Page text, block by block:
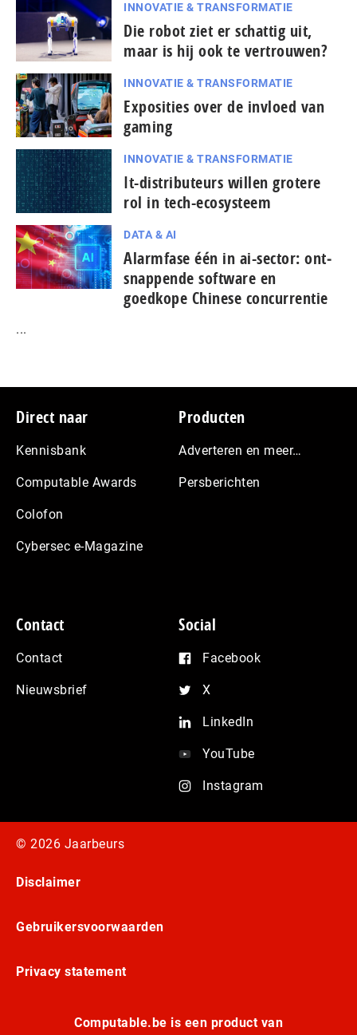
INNOVATIE & TRANSFORMATIE
Die robot ziet er schattig uit,
maar is hij ook te vertrouwen?
INNOVATIE & TRANSFORMATIE
Exposities over de invloed van
gaming
INNOVATIE & TRANSFORMATIE
It-dis­tri­bu­teurs willen grotere
rol in tech-ecosysteem
DATA & AI
Alarmfase één in ai-sector: ont­
snap­pen­de software en
goedkope Chinese con­cur­ren­tie
...
Footer
Direct naar
Kennisbank
Computable Awards
Colofon
Cybersec e-Magazine
Producten
Adverteren en meer…
Persberichten
Contact
Contact
Nieuwsbrief
Social
Facebook
X
LinkedIn
YouTube
Instagram
© 2026 Jaarbeurs
Disclaimer
Gebruikersvoorwaarden
Privacy statement
Computable.be is een product van